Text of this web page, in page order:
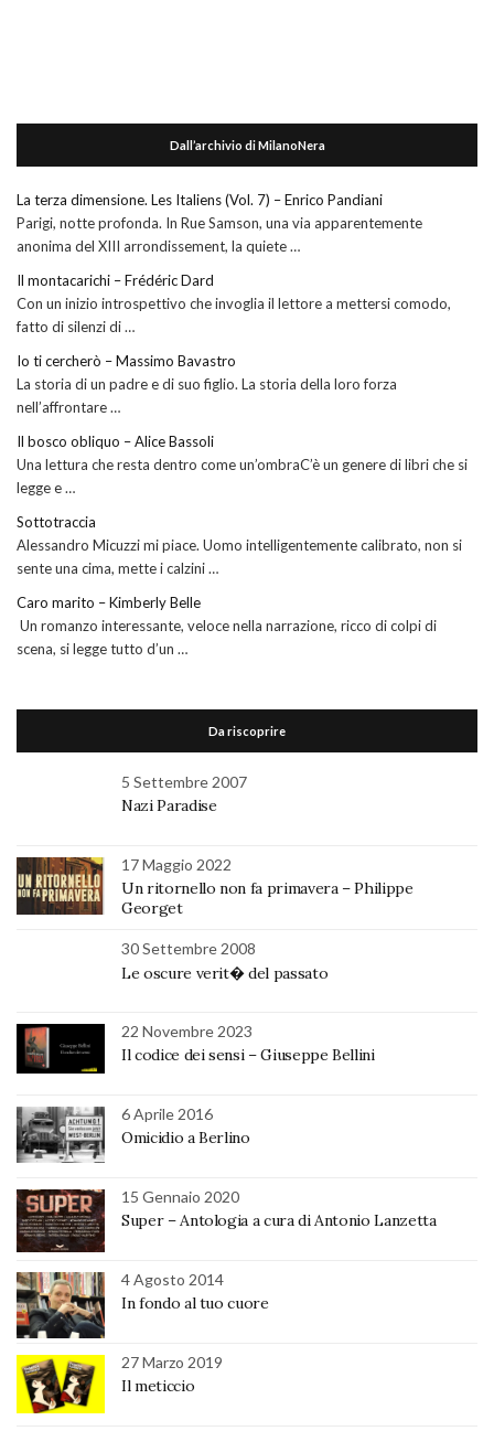
Dall’archivio di MilanoNera
La terza dimensione. Les Italiens (Vol. 7) – Enrico Pandiani
Parigi, notte profonda. In Rue Samson, una via apparentemente
anonima del XIII arrondissement, la quiete …
Il montacarichi – Frédéric Dard
Con un inizio introspettivo che invoglia il lettore a mettersi comodo,
fatto di silenzi di …
Io ti cercherò – Massimo Bavastro
La storia di un padre e di suo figlio. La storia della loro forza
nell’affrontare …
Il bosco obliquo – Alice Bassoli
Una lettura che resta dentro come un’ombraC’è un genere di libri che si
legge e …
Sottotraccia
Alessandro Micuzzi mi piace. Uomo intelligentemente calibrato, non si
sente una cima, mette i calzini …
Caro marito – Kimberly Belle
Un romanzo interessante, veloce nella narrazione, ricco di colpi di
scena, si legge tutto d’un …
Da riscoprire
5 Settembre 2007
Nazi Paradise
17 Maggio 2022
Un ritornello non fa primavera – Philippe
Georget
30 Settembre 2008
Le oscure verit� del passato
22 Novembre 2023
Il codice dei sensi – Giuseppe Bellini
6 Aprile 2016
Omicidio a Berlino
15 Gennaio 2020
Super – Antologia a cura di Antonio Lanzetta
4 Agosto 2014
In fondo al tuo cuore
27 Marzo 2019
Il meticcio